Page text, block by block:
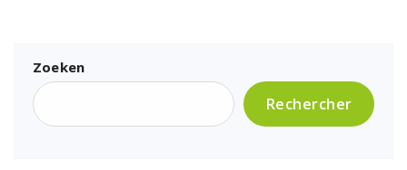
Zoeken
Rechercher